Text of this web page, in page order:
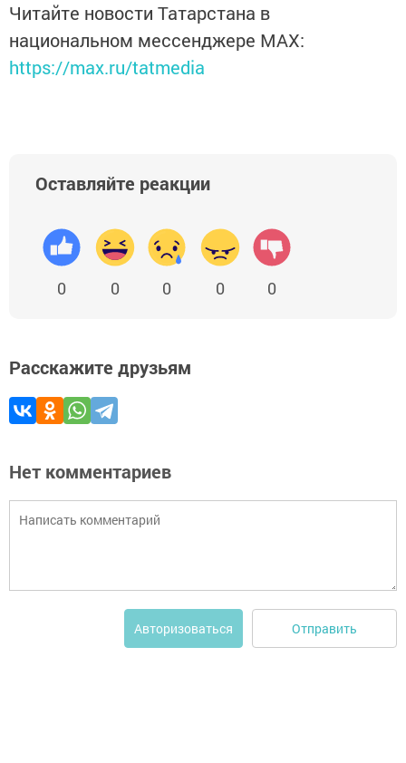
Читайте новости Татарстана в
национальном мессенджере MАХ:
https://max.ru/tatmedia
Оставляйте реакции
0 0 0 0 0
Расскажите друзьям
Нет комментариев
Авторизоваться Отправить